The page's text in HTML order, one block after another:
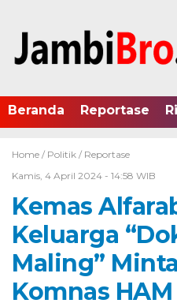
Beranda Reportase
Home / Politik / Reportase
Kamis, 4 April 2024 - 14:58 WIB
Kemas
Keluarga
Maling”
Komnas HAM